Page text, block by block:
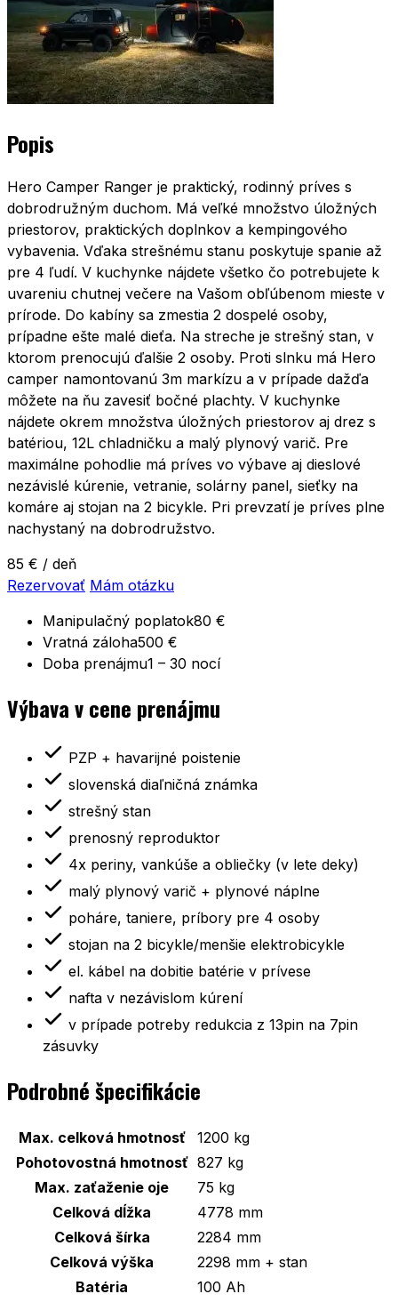
Popis
Hero Camper Ranger je praktický, rodinný príves s
dobrodružným duchom. Má veľké množstvo úložných
priestorov, praktických doplnkov a kempingového
vybavenia. Vďaka strešnému stanu poskytuje spanie až
pre 4 ľudí. V kuchynke nájdete všetko čo potrebujete k
uvareniu chutnej večere na Vašom obľúbenom mieste v
prírode. Do kabíny sa zmestia 2 dospelé osoby,
prípadne ešte malé dieťa. Na streche je strešný stan, v
ktorom prenocujú ďalšie 2 osoby. Proti slnku má Hero
camper namontovanú 3m markízu a v prípade dažďa
môžete na ňu zavesiť bočné plachty. V kuchynke
nájdete okrem množstva úložných priestorov aj drez s
batériou, 12L chladničku a malý plynový varič. Pre
maximálne pohodlie má príves vo výbave aj dieslové
nezávislé kúrenie, vetranie, solárny panel, sieťky na
komáre aj stojan na 2 bicykle. Pri prevzatí je príves plne
nachystaný na dobrodružstvo.
85 € / deň
Rezervovať Mám otázku
Manipulačný poplatok80 €
Vratná záloha500 €
Doba prenájmu1 – 30 nocí
Výbava v cene prenájmu
PZP + havarijné poistenie
slovenská diaľničná známka
strešný stan
prenosný reproduktor
4x periny, vankúše a obliečky (v lete deky)
malý plynový varič + plynové náplne
poháre, taniere, príbory pre 4 osoby
stojan na 2 bicykle/menšie elektrobicykle
el. kábel na dobitie batérie v prívese
nafta v nezávislom kúrení
v prípade potreby redukcia z 13pin na 7pin
zásuvky
Podrobné špecifikácie
Max. celková hmotnosť
1200 kg
Pohotovostná hmotnosť 827 kg
Max. zaťaženie oje
75 kg
Celková dĺžka
4778 mm
Celková šírka
2284 mm
Celková výška
2298 mm + stan
Batéria
100 Ah